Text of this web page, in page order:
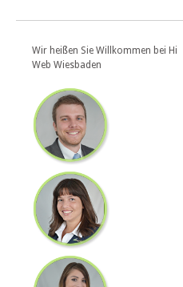
Wir heißen Sie Willkommen bei Hi
Web Wiesbaden